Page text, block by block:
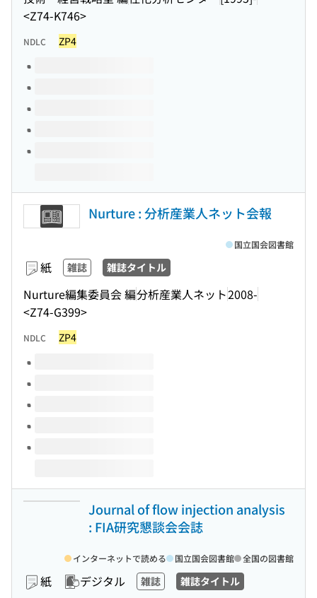
<Z74-K746>
NDLC ZP4
このタイトルの巻号
Nurture : 分析産業人ネット会報
紙 雑誌 雑誌タイトル
Nurture編集委員会 編分析産業人ネット2008-
<Z74-G399>
国立国会図書館
NDLC ZP4
このタイトルの巻号
Journal of flow injection analysis
: FIA研究懇談会会誌
紙 デジタル 雑誌 雑誌タイトル
インターネットで読める 国立国会図書館 全国の図書館